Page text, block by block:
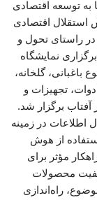
به توسعه اقتصادی
اقتصادی
راستای تحول و
نمایشگاه
باغبانی، گلخانه،
تجهیزات و
آفتاب برگزار شد.
اطلاعات در زمینه
از هوش
مؤثر برای
محصولات
راه‌اندازی